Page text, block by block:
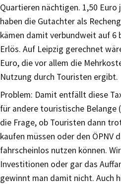
Quartieren nächtigen. 1,50
haben die Gutachter als
kämen damit verbundweit auf 6
Erlös. Auf Leipzig gerechnet
Euro, die vor allem die
Nutzung durch Touristen ergibt.
Problem: Damit entfällt diese
für andere touristische Belange
die Frage, ob Touristen dann
kaufen müssen oder den ÖPNV
fahrscheinlos nutzen können.
Investitionen oder gar das
gewinnt man damit nicht. Auch